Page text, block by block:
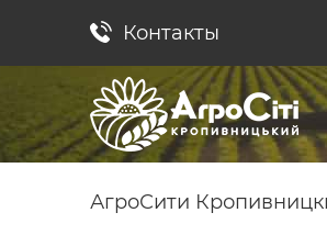
Контакты
АгроСити